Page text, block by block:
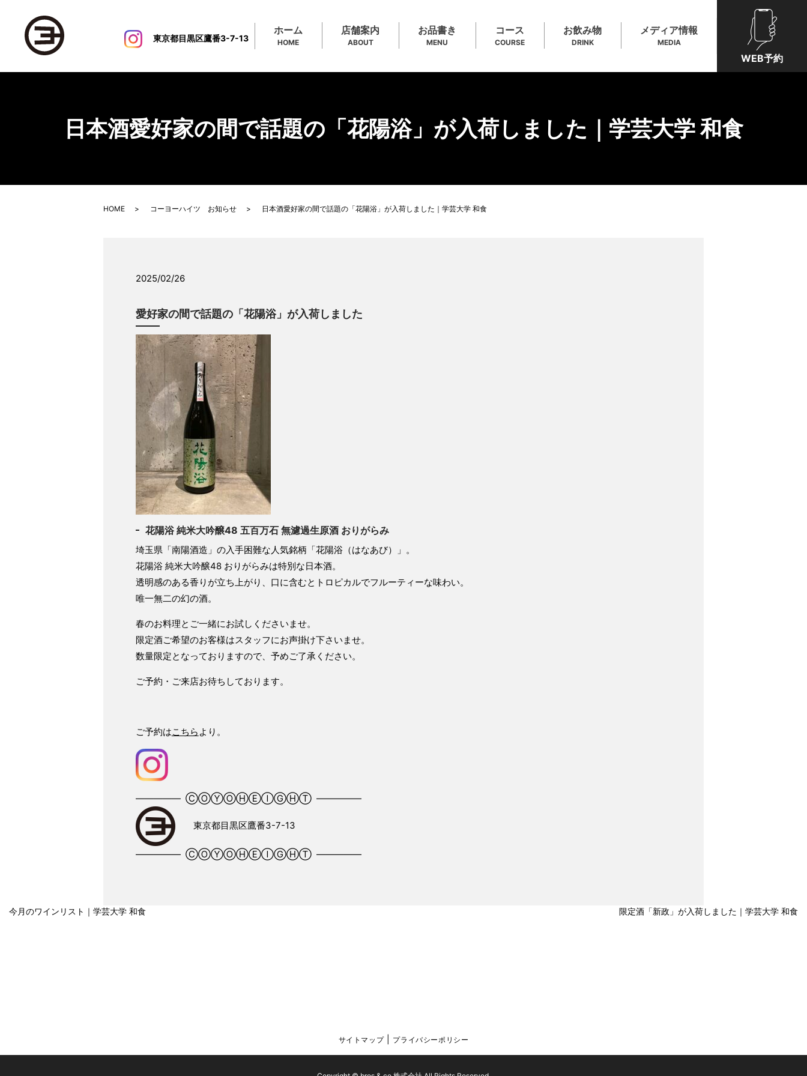
東京都目黒区鷹番3-7-13
ホーム
HOME
店舗案内
ABOUT
お品書き
MENU
コース
COURSE
お飲み物
DRINK
メディア情報
MEDIA
WEB予約
日本酒愛好家の間で話題の「花陽浴」が入荷しました｜学芸大学 和食
HOME コーヨーハイツ お知らせ 日本酒愛好家の間で話題の「花陽浴」が入荷しました｜学芸大学 和食
2025/02/26
愛好家の間で話題の「花陽浴」が入荷しました
花陽浴 純米大吟醸48 五百万石 無濾過生原酒 おりがらみ
埼玉県「南陽酒造」の入手困難な人気銘柄「花陽浴（はなあび）」。
花陽浴 純米大吟醸48 おりがらみは特別な日本酒。
透明感のある香りが立ち上がり、口に含むとトロピカルでフルーティーな味わい。
唯一無二の幻の酒。
春のお料理とご一緒にお試しくださいませ。
限定酒ご希望のお客様はスタッフにお声掛け下さいませ。
数量限定となっておりますので、予めご了承ください。
ご予約・ご来店お待ちしております。
ご予約はこちら より。
――――― ⒸⓄⓎⓄⒽⒺⒾⒼⒽⓉ ―――――
東京都目黒区鷹番3-7-13
――――― ⒸⓄⓎⓄⒽⒺⒾⒼⒽⓉ ―――――
今月のワインリスト｜学芸大学 和食 限定酒「新政」が入荷しました｜学芸大学 和食
サイトマップ プライバシーポリシー